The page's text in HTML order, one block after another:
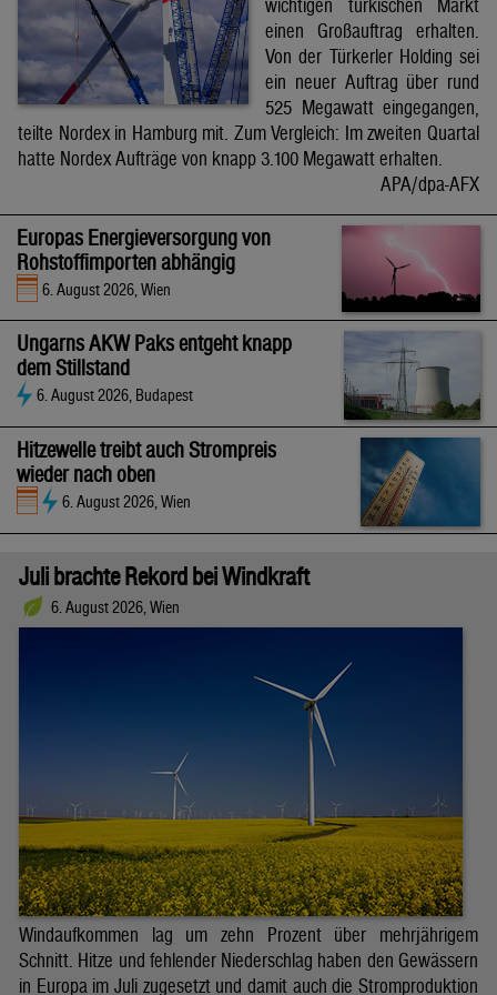
wichtigen türkischen Markt
einen Großauftrag erhalten.
Von der Türkerler Holding sei
ein neuer Auftrag über rund
525 Megawatt eingegangen,
teilte Nordex in Hamburg mit. Zum Vergleich: Im zweiten Quartal
hatte Nordex Aufträge von knapp 3.100 Megawatt erhalten.
APA/dpa-AFX
Europas Energieversorgung von
Rohstoffimporten abhängig
6. August 2026, Wien
Ungarns AKW Paks entgeht knapp
dem Stillstand
6. August 2026, Budapest
Hitzewelle treibt auch Strompreis
wieder nach oben
6. August 2026, Wien
Juli brachte Rekord bei Windkraft
6. August 2026, Wien
Windaufkommen lag um zehn Prozent über mehrjährigem
Schnitt. Hitze und fehlender Niederschlag haben den Gewässern
in Europa im Juli zugesetzt und damit auch die Stromproduktion